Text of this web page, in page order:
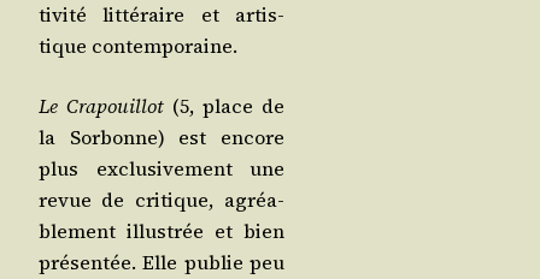
ti­vi­té lit­té­raire et artis­
tique contemporaine.
Le Cra­pouillot(5, place de
la Sor­bonne) est encore
plus exclu­si­ve­ment une
revue de cri­tique, agréa­
ble­ment illus­trée et bien
pré­sen­tée. Elle publie peu